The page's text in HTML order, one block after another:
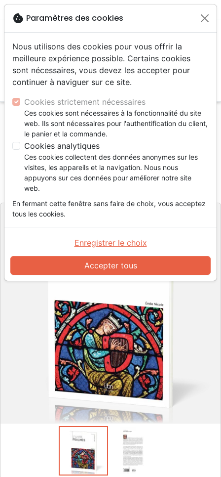
menu
Accueil Livres Etude de la Bible
Commentaires
Livre des Psaumes (Le)
Le livre des psaumes
Émile Nicole
RéférenceIBN0059 EAN9782903100599
Editeur Institut Biblique de Nogent
cookie Paramètres des cookies
Nous utilisons des cookies pour vous offrir la
meilleure expérience possible. Certains cookies
sont nécessaires, vous devez les accepter pour
continuer à naviguer sur ce site.
Cookies strictement nécessaires
Ces cookies sont nécessaires à la fonctionnalité du site
web. Ils sont nécessaires pour l'authentification du client,
le panier et la commande.
Cookies analytiques
Ces cookies collectent des données anonymes sur les
visites, les appareils et la navigation. Nous nous
appuyons sur ces données pour améliorer notre site
web.
En fermant cette fenêtre sans faire de choix, vous acceptez
tous les cookies.
Accepter tous
Enregistrer le choix